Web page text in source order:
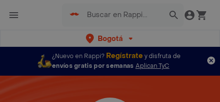
Bogotá
¿Nuevo en Rappi? Regístratey disfruta de
envíos gratis por semanas Aplican TyC